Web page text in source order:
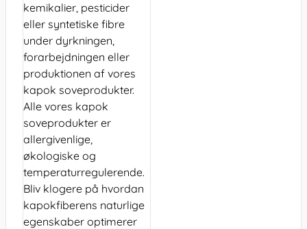
kemikalier, pesticider
eller syntetiske fibre
under dyrkningen,
forarbejdningen eller
produktionen af vores
kapok soveprodukter.
Alle vores kapok
soveprodukter er
allergivenlige,
økologiske og
temperaturregulerende.
Bliv klogere på hvordan
kapokfiberens naturlige
egenskaber optimerer